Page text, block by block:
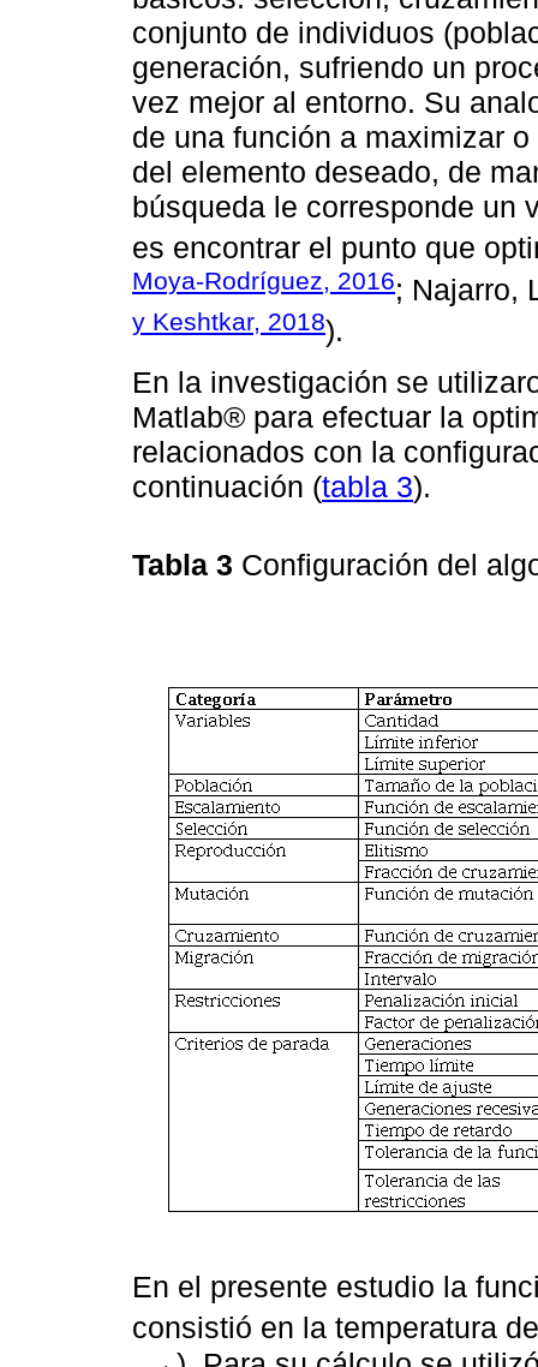
conjunto de individuos
generación, sufriendo un
vez mejor al entorno. Su
de una función a maximizar
del elemento deseado, de
búsqueda le corresponde un
es encontrar el punto que
Moya-Rodríguez, 2016; Najarro,
y Keshtkar, 2018).
En la investigación se
Matlab® para efectuar la
relacionados con la
continuación (tabla 3).
Tabla 3 Configuración del
En el presente estudio la
consistió en la temperatura